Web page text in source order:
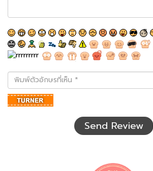
พิมพ์
ตัว
อักษร
ที่
Send Review